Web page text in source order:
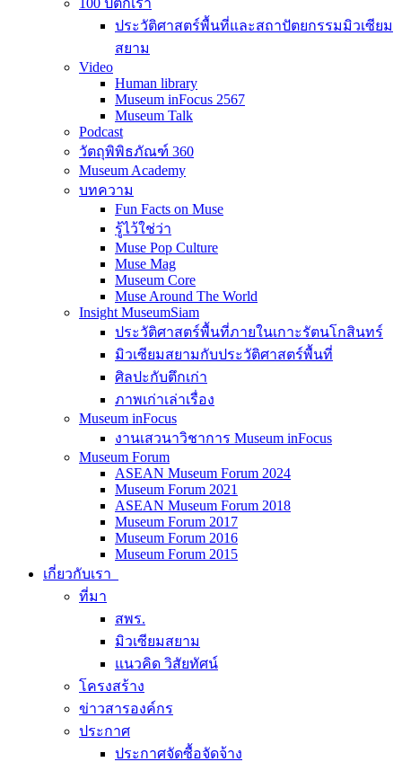
ประวัติศาสตร์พื้นที่และสถาปัตยกรรมมิวเซียม
สยาม
Video
Human library
Museum inFocus 2567
Museum Talk
Podcast
วัตถุพิพิธภัณฑ์ 360
Museum Academy
บทความ
Fun Facts on Muse
รู้ไว้ใช่ว่า
Muse Pop Culture
Muse Mag
Museum Core
Muse Around The World
Insight MuseumSiam
ประวัติศาสตร์พื้นที่ภายในเกาะรัตนโกสินทร์
มิวเซียมสยามกับประวัติศาสตร์พื้นที่
ศิลปะกับตึกเก่า
ภาพเก่าเล่าเรื่อง
Museum inFocus
งานเสวนาวิชาการ Museum inFocus
Museum Forum
ASEAN Museum Forum 2024
Museum Forum 2021
ASEAN Museum Forum 2018
Museum Forum 2017
Museum Forum 2016
Museum Forum 2015
เกี่ยวกับเรา
ที่มา
สพร.
มิวเซียมสยาม
แนวคิด วิสัยทัศน์
โครงสร้าง
ข่าวสารองค์กร
ประกาศ
ประกาศจัดซื้อจัดจ้าง